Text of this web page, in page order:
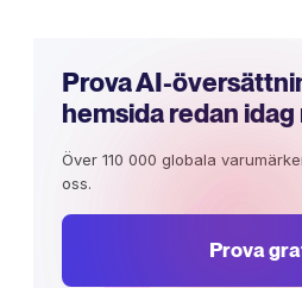
Prova AI-
hemsida redan
Över 110 000 globala
oss.
Prova